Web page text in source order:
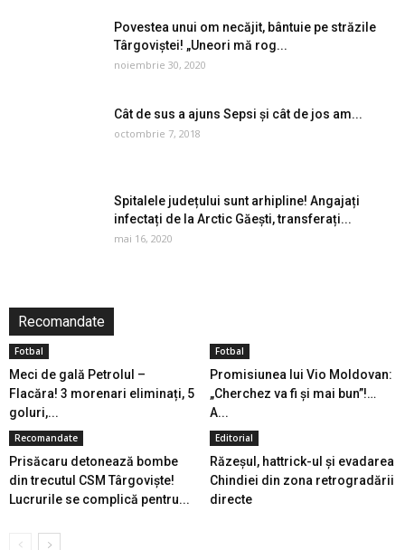
Povestea unui om necăjit, bântuie pe străzile
Târgoviștei! „Uneori mă rog...
noiembrie 30, 2020
Cât de sus a ajuns Sepsi și cât de jos am...
octombrie 7, 2018
Spitalele județului sunt arhipline! Angajați
infectați de la Arctic Găești, transferați...
mai 16, 2020
Recomandate
Fotbal
Meci de gală Petrolul –
Flacăra! 3 morenari eliminați, 5
goluri,...
Fotbal
Promisiunea lui Vio Moldovan:
„Cherchez va fi și mai bun”!…
A...
Recomandate
Prisăcaru detonează bombe
din trecutul CSM Târgoviște!
Lucrurile se complică pentru...
Editorial
Răzeșul, hattrick-ul și evadarea
Chindiei din zona retrogradării
directe